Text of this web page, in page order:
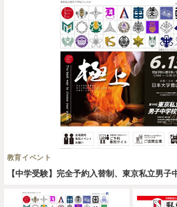
【中学受験】完全予約入替制、東京私立男子
教育イベント